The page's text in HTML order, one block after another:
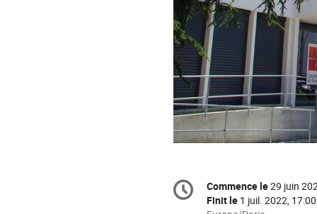
Information
de
Date/Heure
Commence le29 juin
Finit le 1 juil. 2022, 17:00